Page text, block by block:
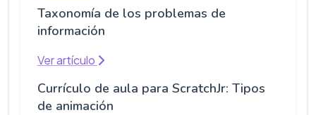
Taxonomía de los problemas de
información
Ver artículo
Currículo de aula para ScratchJr: Tipos
de animación